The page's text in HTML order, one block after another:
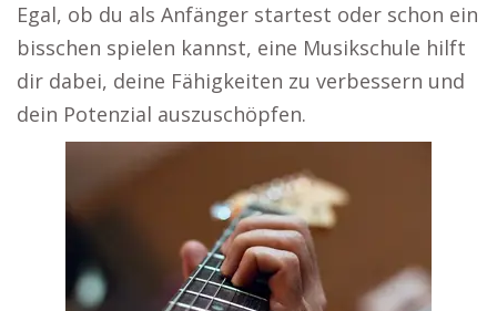
Egal, ob du als Anfänger startest oder schon ein
bisschen spielen kannst, eine Musikschule hilft
dir dabei, deine Fähigkeiten zu verbessern und
dein Potenzial auszuschöpfen.